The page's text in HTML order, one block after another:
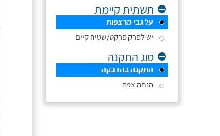
תשתית קיימת
על גבי מרצפות
יש לפרק פרקט/שטיח קיים
סוג התקנה
התקנה בהדבקה
הנחה צפה